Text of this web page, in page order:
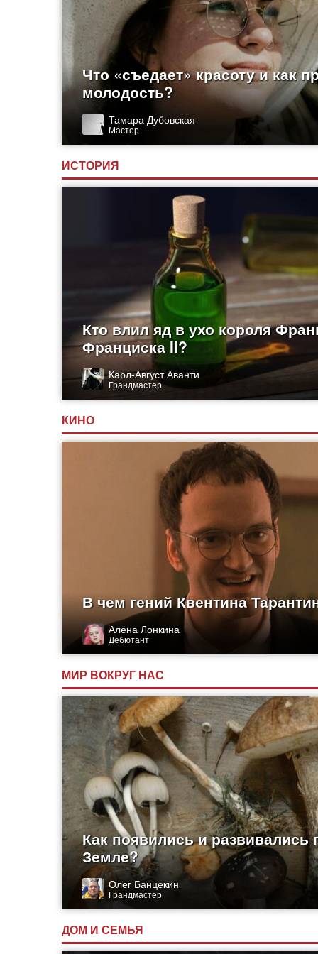
Что «съедает» красоту и как
молодость?
Тамара Дубовская
Мастер
ИСТОРИЯ
Кто влил яд в ухо короля
Франциска II?
Карл-Август Аванти
Грандмастер
КИНО
В чем гений Квентина
Алёна Лонкина
Дебютант
МИР ВОКРУГ НАС
Как появились и развивались
Земле?
Олег Банцекин
Грандмастер
ДОМ И СЕМЬЯ